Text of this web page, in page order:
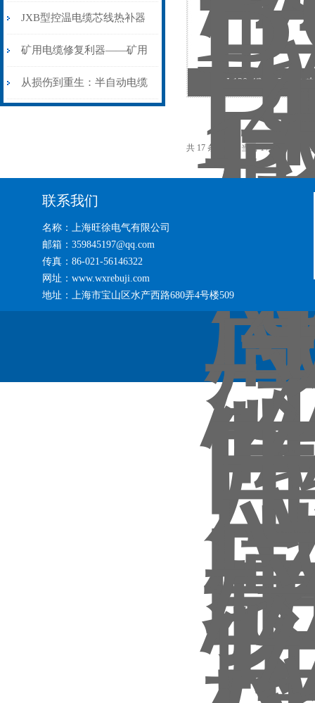
步作业法
山电力动脉的“智能外科医
生”
JXB型控温电缆芯线热补器
安装与接线：精准修复的工
艺基石
矿用电缆修复利器——矿用
电缆热补机智能控温，安全
从损伤到重生：半自动电缆 BGJ-120-4电磁感应加
共 17 条记录，当前 1 / 2 页 首页
联系我们
名称：上海旺徐电气有限公司
邮箱：359845197@qq.com
传真：86-021-56146322
网址：www.wxrebuji.com
地址：上海市宝山区水产西路680弄4号楼509